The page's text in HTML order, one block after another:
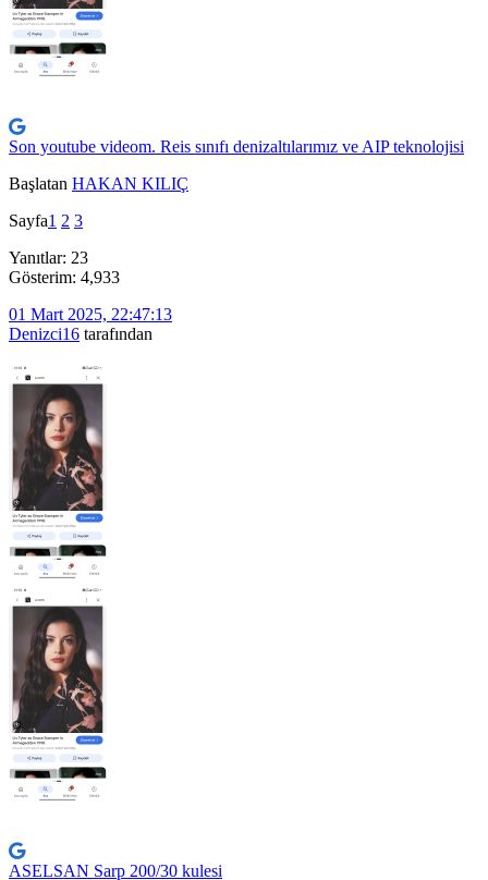
Son youtube videom. Reis sınıfı denizaltılarımız ve AIP teknolojisi
Başlatan HAKAN KILIÇ
Sayfa1 2 3
Yanıtlar: 23
Gösterim: 4,933
01 Mart 2025, 22:47:13
Denizci16 tarafından
ASELSAN Sarp 200/30 kulesi